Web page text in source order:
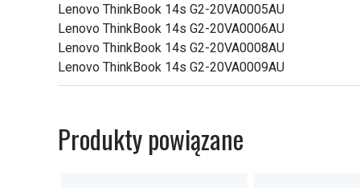
Lenovo ThinkBook 14s G2-20VA0005AU
Lenovo ThinkBook 14s G2-20VA0006AU
Lenovo ThinkBook 14s G2-20VA0008AU
Lenovo ThinkBook 14s G2-20VA0009AU
Produkty powiązane